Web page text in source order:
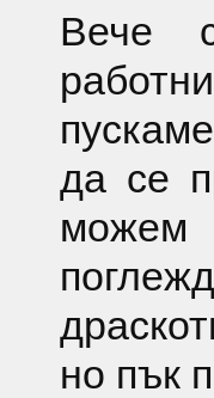
Вече
да се
можем
но пък